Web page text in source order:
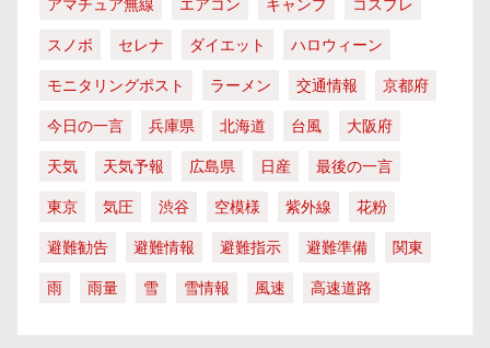
アマチュア無線
エアコン キャンプ
コスプレ
スノボ
セレナ ダイエット
ハロウィーン
モニタリングポスト
ラーメン 交通情報
京都府
今日の一言
兵庫県 北海道 台風
大阪府
天気
天気予報 広島県 日産
最後の一言
東京
気圧 渋谷 空模様 紫外線
花粉
避難勧告
避難情報 避難指示 避難準備
関東
雨
雨量 雪 雪情報 風速 高速道路